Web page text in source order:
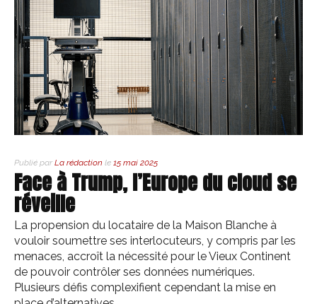
Publié par La rédaction le 15 mai 2025
Face à Trump, l’Europe du cloud se
réveille
La propension du locataire de la Maison Blanche à
vouloir soumettre ses interlocuteurs, y compris par les
menaces, accroît la nécessité pour le Vieux Continent
de pouvoir contrôler ses données numériques.
Plusieurs défis complexifient cependant la mise en